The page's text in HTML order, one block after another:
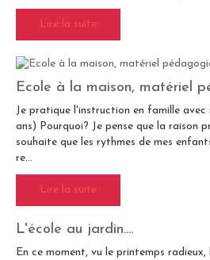
Lire la suite
Ecole à la maison, matériel
Je pratique l'instruction en famille avec
ans) Pourquoi? Je pense que la raison
souhaite que les rythmes de mes
re...
Lire la suite
L'école au jardin....
En ce moment, vu le printemps